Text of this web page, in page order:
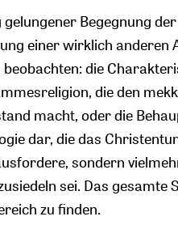
Begegnung
einer wirklich anderen
die
die den
macht, oder die
dar, die das
sondern
sei. Das gesamte
zu finden.